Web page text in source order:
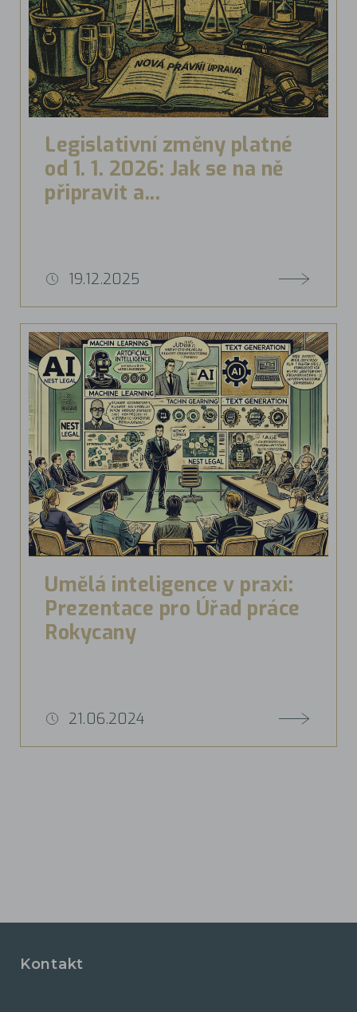
Legislativní změny platné
od 1. 1. 2026: Jak se na ně
připravit a...
19.12.2025
Umělá inteligence v praxi:
Prezentace pro Úřad práce
Rokycany
21.06.2024
Kontakt